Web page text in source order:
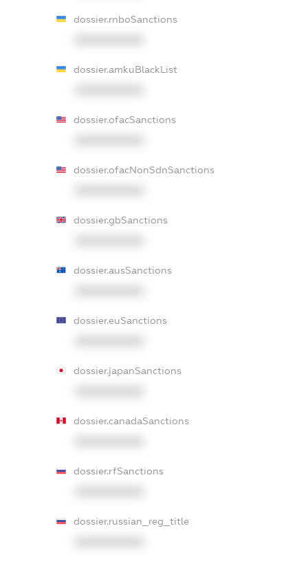
dossier.rnboSanctions
dossier.amkuBlackList
dossier.ofacSanctions
dossier.ofacNonSdnSanctions
dossier.gbSanctions
dossier.ausSanctions
dossier.euSanctions
dossier.japanSanctions
dossier.canadaSanctions
dossier.rfSanctions
dossier.russian_reg_title